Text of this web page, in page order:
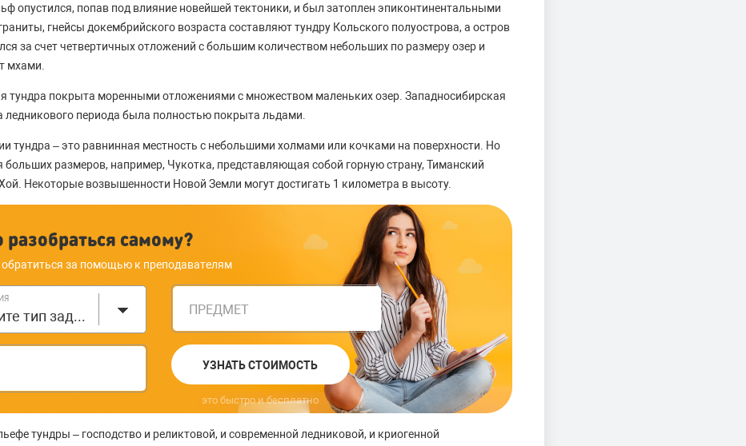
опустился, попав под влияние новейшей тектоники, и был затоплен эпиконтинентальными
гнейсы докембрийского возраста составляют тундру Кольского полуострова, а остров
за счет четвертичных отложений с большим количеством небольших по размеру озер и
мхами.
тундра покрыта моренными отложениями с множеством маленьких озер. Западносибирская
ледникового периода была полностью покрыта льдами.
тундра – это равнинная местность с небольшими холмами или кочками на поверхности. Но
больших размеров, например, Чукотка, представляющая собой горную страну, Тиманский
Некоторые возвышенности Новой Земли могут достигать 1 километра в высоту.
самому?
обратиться за помощью к преподавателям
Выберите тип задания ПРЕДМЕТ
УЗНАТЬ СТОИМОСТЬ
это быстро и бесплатно
тундры – господство и реликтовой, и современной ледниковой, и криогенной